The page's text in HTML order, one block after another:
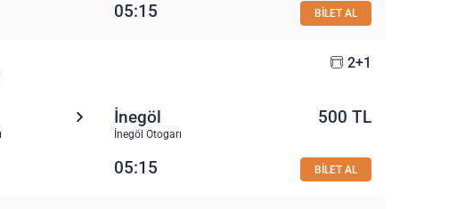
05:15 BİLET AL
2+1
İnegöl
İnegöl Otogarı
500 TL
05:15 BİLET AL